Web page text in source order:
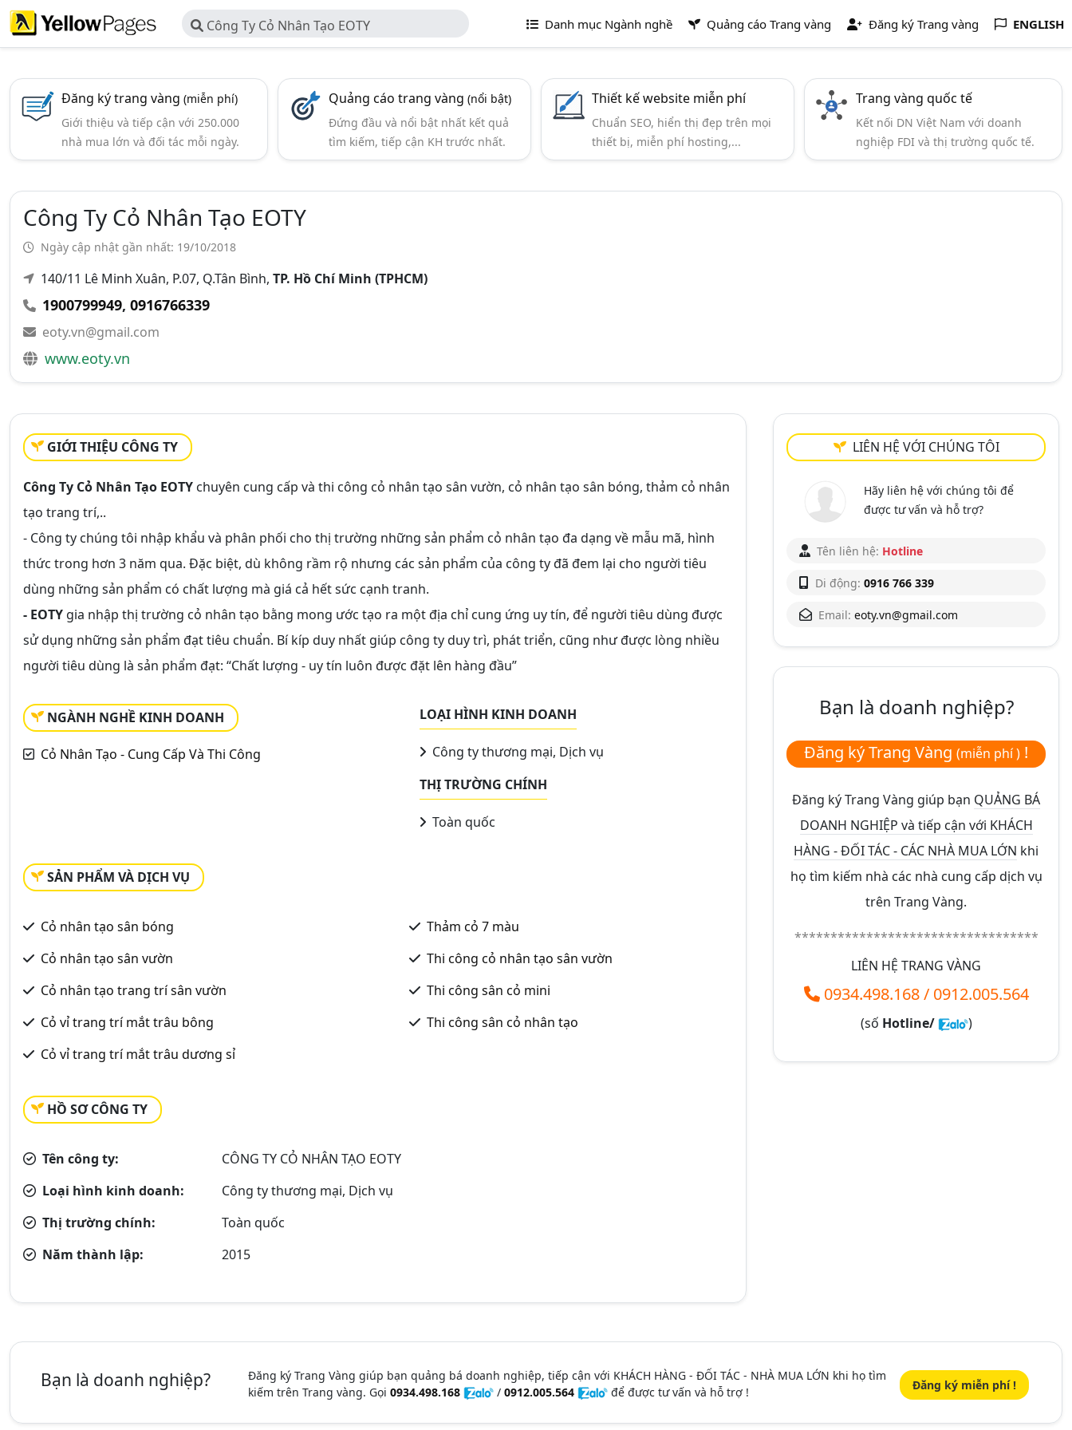
Công Ty Cỏ Nhân Tạo EOTY Danh mục Ngành nghề Quảng cáo Trang vàng Đăng ký Trang vàng ENGLISH
Đăng ký trang vàng (miễn phí)
Giới thiệu và tiếp cận với 250.000
nhà mua lớn và đối tác mỗi ngày.
Quảng cáo trang vàng(nổi bật)
Đứng đầu và nổi bật nhất kết quả
tìm kiếm, tiếp cận KH trước nhất.
Thiết kế website miễn phí
Chuẩn SEO, hiển thị đẹp trên mọi
thiết bị, miễn phí hosting,...
Trang vàng quốc tế
Kết nối DN Việt Nam với doanh
nghiệp FDI và thị trường quốc tế.
Công Ty Cỏ Nhân Tạo EOTY
Ngày cập nhật gần nhất: 19/10/2018
140/11 Lê Minh Xuân, P.07, Q.Tân Bình, TP. Hồ Chí Minh (TPHCM)
1900799949, 0916766339
eoty.vn@gmail.com
www.eoty.vn
GIỚI THIỆU CÔNG TY
Công Ty Cỏ Nhân Tạo EOTY chuyên cung cấp và thi công cỏ nhân tạo sân vườn, cỏ nhân tạo sân bóng, thảm cỏ nhân
tạo trang trí,..
- Công ty chúng tôi nhập khẩu và phân phối cho thị trường những sản phẩm cỏ nhân tạo đa dạng về mẫu mã, hình
thức trong hơn 3 năm qua. Đặc biệt, dù không rầm rộ nhưng các sản phẩm của công ty đã đem lại cho người tiêu
dùng những sản phẩm có chất lượng mà giá cả hết sức cạnh tranh.
- EOTY gia nhập thị trường cỏ nhân tạo bằng mong ước tạo ra một địa chỉ cung ứng uy tín, để người tiêu dùng được
sử dụng những sản phẩm đạt tiêu chuẩn. Bí kíp duy nhất giúp công ty duy trì, phát triển, cũng như được lòng nhiều
người tiêu dùng là sản phẩm đạt: “Chất lượng - uy tín luôn được đặt lên hàng đầu”
NGÀNH NGHỀ KINH DOANH
Cỏ Nhân Tạo - Cung Cấp Và Thi Công
LOẠI HÌNH KINH DOANH
Công ty thương mại, Dịch vụ
THỊ TRƯỜNG CHÍNH
Toàn quốc
SẢN PHẨM VÀ DỊCH VỤ
Cỏ nhân tạo sân bóng
Cỏ nhân tạo sân vườn
Cỏ nhân tạo trang trí sân vườn
Cỏ vỉ trang trí mắt trâu bông
Cỏ vỉ trang trí mắt trâu dương sỉ
Thảm cỏ 7 màu
Thi công cỏ nhân tạo sân vườn
Thi công sân cỏ mini
Thi công sân cỏ nhân tạo
HỒ SƠ CÔNG TY
Tên công ty:
CÔNG TY CỎ NHÂN TẠO EOTY
Loại hình kinh doanh:
Công ty thương mại, Dịch vụ
Thị trường chính:
Toàn quốc
Năm thành lập:
2015
LIÊN HỆ VỚI CHÚNG TÔI
Hãy liên hệ với chúng tôi để
được tư vấn và hỗ trợ?
Tên liên hệ: Hotline
Di động: 0916 766 339
Email: eoty.vn@gmail.com
Bạn là doanh nghiệp?
Đăng ký Trang Vàng (miễn phí ) !
Đăng ký Trang Vàng giúp bạn QUẢNG BÁ
DOANH NGHIỆP và tiếp cận với KHÁCH
HÀNG - ĐỐI TÁC - CÁC NHÀ MUA LỚN khi
họ tìm kiếm nhà các nhà cung cấp dịch vụ
trên Trang Vàng.
**********************************
LIÊN HỆ TRANG VÀNG
0934.498.168/ 0912.005.564
(số Hotline/ )
Bạn là doanh nghiệp?
Đăng ký Trang Vàng giúp bạn quảng bá doanh nghiệp, tiếp cận với KHÁCH HÀNG - ĐỐI TÁC - NHÀ MUA LỚN khi họ tìm
kiếm trên Trang vàng. Gọi 0934.498.168 / 0912.005.564 để được tư vấn và hỗ trợ ! Đăng ký miễn phí !